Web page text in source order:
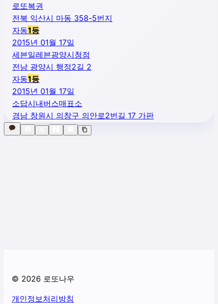
로또복권
전북 익산시 마동 358-5번지
자동1등
2015년 01월 17일
세븐일레븐광양시청점
전남 광양시 행정2길 2
자동1등
2015년 01월 17일
소답시내버스매표소
경남 창원시 의창구 의안로2번길 17 가판
© 2026 로또나우
개인정보처리방침